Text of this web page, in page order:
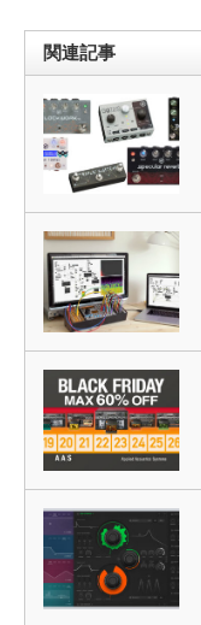
関連記事